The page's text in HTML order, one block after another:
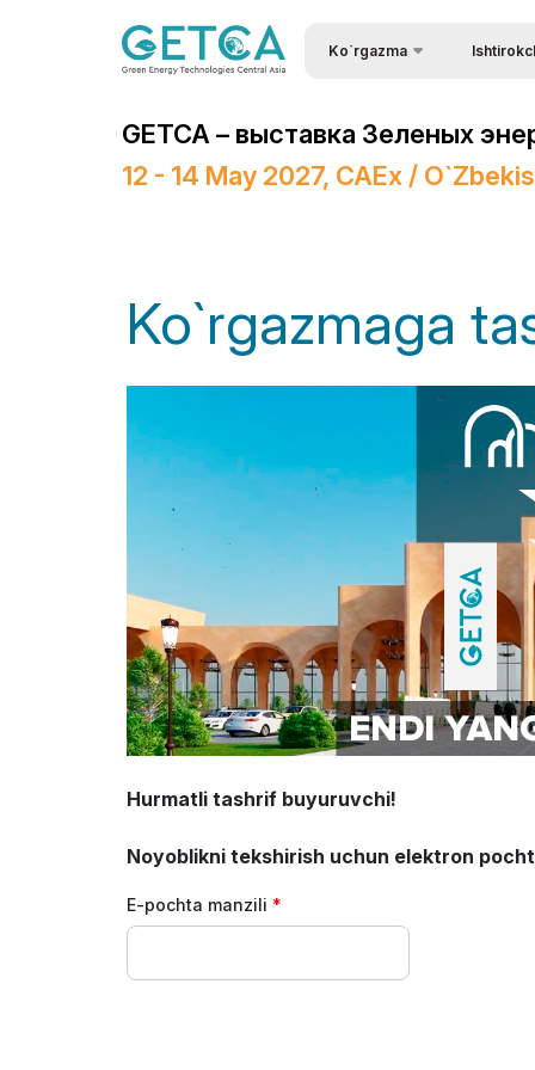
Ko`rgazma
Ko`rgazma bo`limlari
Ishtirokchilar ro`yxati
Axborot ko`magi
Итоги выставки
Homiy
Kirish
Yuklarni
Stendni
ishtirok
Rasmiy
GETCA – выставка Зеленых
12 - 14 May 2027, CAEx /
Ko`rgazmaga
Hurmatli tashrif buyuruvchi!
Noyoblikni tekshirish uchun elektron
E-pochta manzili